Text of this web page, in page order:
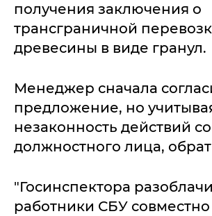
получения заключения о
трансграничной
древесины в виде гранул.
Менеджер сначала
предложение, но
незаконность действий
должностного лица,
"Госинспектора
работники СБУ